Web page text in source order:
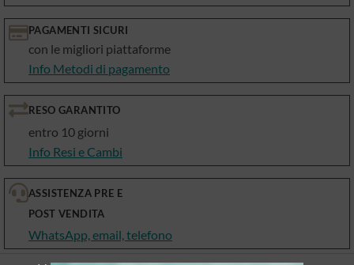
PAGAMENTI SICURI
con le migliori piattaforme
Info Metodi di pagamento
RESO GARANTITO
entro 10 giorni
Info Resi e Cambi
ASSISTENZA PRE E
POST VENDITA
WhatsApp, email, telefono